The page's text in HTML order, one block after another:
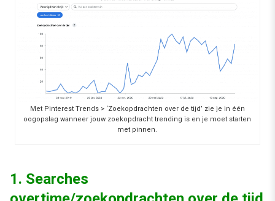
Met Pinterest Trends > ‘Zoekopdrachten over de tijd’ zie je in één
oogopslag wanneer jouw zoekopdracht trending is en je moet starten
met pinnen.
1. Searches